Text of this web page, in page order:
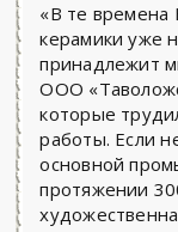
«В те времена
керамики уже
принадлежит
ООО
которые
работы. Если
основной
протяжении